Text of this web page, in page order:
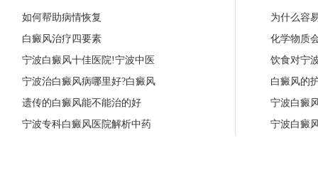
如何帮助病情恢复
白癜风治疗四要素
宁波白癜风十佳医院!宁波中医
宁波治白癜风病哪里好?白癜风
遗传的白癜风能不能治的好
宁波专科白癜风医院解析中药
为什么容
化学物质
饮食对宁
白癜风的
宁波白癜
宁波白癜